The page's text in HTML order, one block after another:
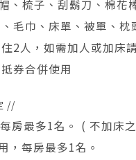
、梳子、刮鬍刀、棉花
毛巾、床單、被單、枕
2人，如需加人或加床
券合併使用
//
房最多1名。 ( 不加床
，每房最多1名。